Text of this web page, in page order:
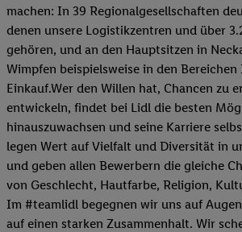
machen: In 39 Regionalgesellschaften
denen unsere Logistikzentren und über
gehören, und an den Hauptsitzen in
Wimpfen beispielsweise in den
Einkauf.Wer den Willen hat, Chancen zu
entwickeln, findet bei Lidl die besten
hinauszuwachsen und seine Karriere
legen Wert auf Vielfalt und Diversität in
und geben allen Bewerbern die gleiche
von Geschlecht, Hautfarbe, Religion,
Im #teamlidl begegnen wir uns auf
auf einen starken Zusammenhalt. Wir